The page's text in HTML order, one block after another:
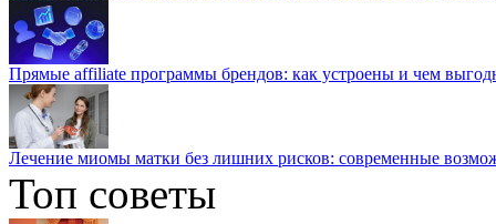
Прямые affiliate программы брендов: как устроены и чем
Лечение миомы матки без лишних рисков: современные
Топ советы